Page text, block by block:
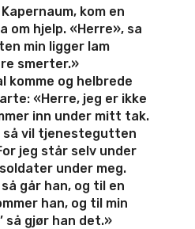
kom en
om hjelp. «Herre», sa
min ligger lam
smerter.»
komme og helbrede
«Herre, jeg er ikke
inn under mitt tak.
så vil tjenestegutten
jeg står selv under
under meg.
så går han, og til en
han, og til min
så gjør han det.»